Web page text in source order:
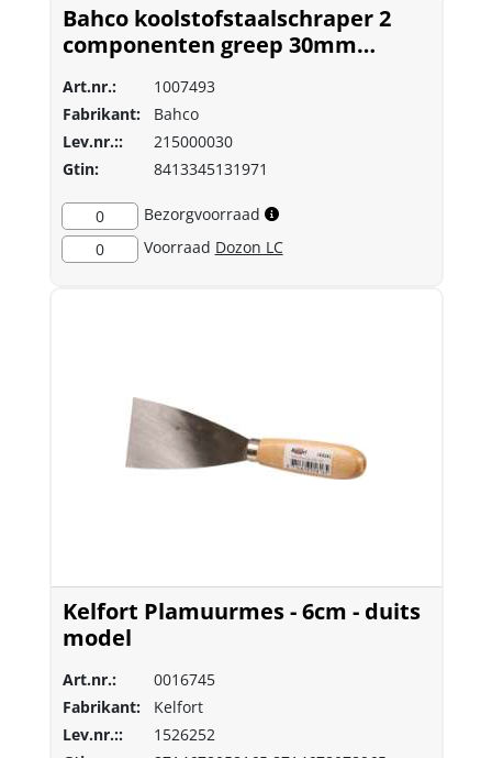
Bahco koolstofstaalschraper 2
componenten greep 30mm
Art.nr.:
1007493
Fabrikant:
Bahco
Lev.nr.::
215000030
Gtin:
8413345131971
0
Bezorgvoorraad
0
Voorraad Dozon LC
Kelfort Plamuurmes - 6cm - duits
model
Art.nr.:
0016745
Fabrikant:
Kelfort
Lev.nr.::
1526252